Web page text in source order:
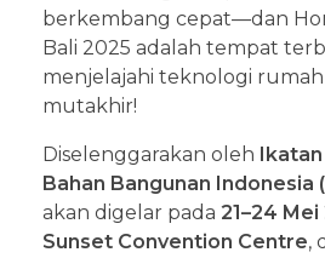
berkembang cepat—dan
Bali 2025 adalah tempat
menjelajahi teknologi
mutakhir!
Diselenggarakan oleh
Bahan Bangunan Indonesia
akan digelar pada 21–24 Mei
Sunset Convention Centre,